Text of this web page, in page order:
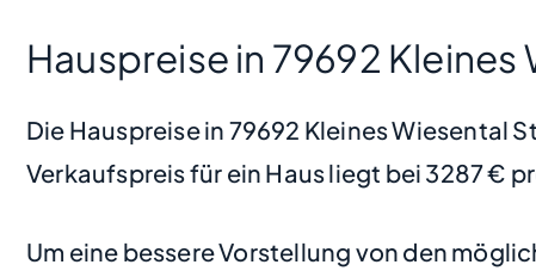
Hauspreise in 79692
Die Hauspreise in 79692 Kleines
Verkaufspreis für ein Haus liegt bei 3287 €
Um eine bessere Vorstellung von den